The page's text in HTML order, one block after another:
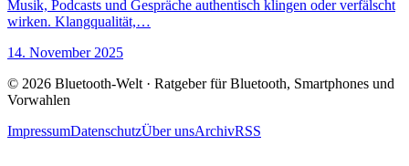
Musik, Podcasts und Gespräche authentisch klingen oder verfälscht
wirken. Klangqualität,…
14. November 2025
© 2026 Bluetooth-Welt · Ratgeber für Bluetooth, Smartphones und
Vorwahlen
ImpressumDatenschutzÜber unsArchivRSS